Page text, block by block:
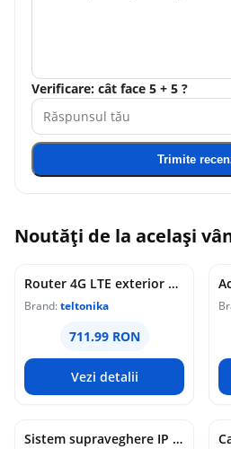
Verificare: cât face 5 + 5 ?
Trimite
Noutăți de la același
Router 4G LTE exterior Teltonika OTD144, WiFi, Cat 4, 150 Mbps, 2x porturi Ethernet, dual SIM, PoE, management de la distanta
Brand:teltonika
711.99 RON
Vezi detalii
Sistem supraveghere IP WiFi 6 cu panou solar Imou Full Color AOV AIR 2, 2 camere, 5MP, slot card, microfon/difuzor, IR/lumina alba 15m, 5000mAh, detectie om/vehicul, sirena